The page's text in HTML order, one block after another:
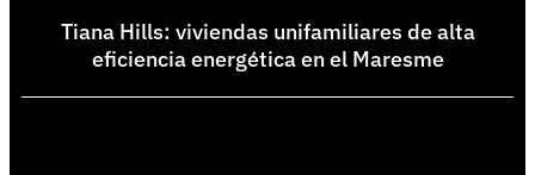
Tiana Hills: viviendas unifamiliares de alta
eficiencia energética en el Maresme